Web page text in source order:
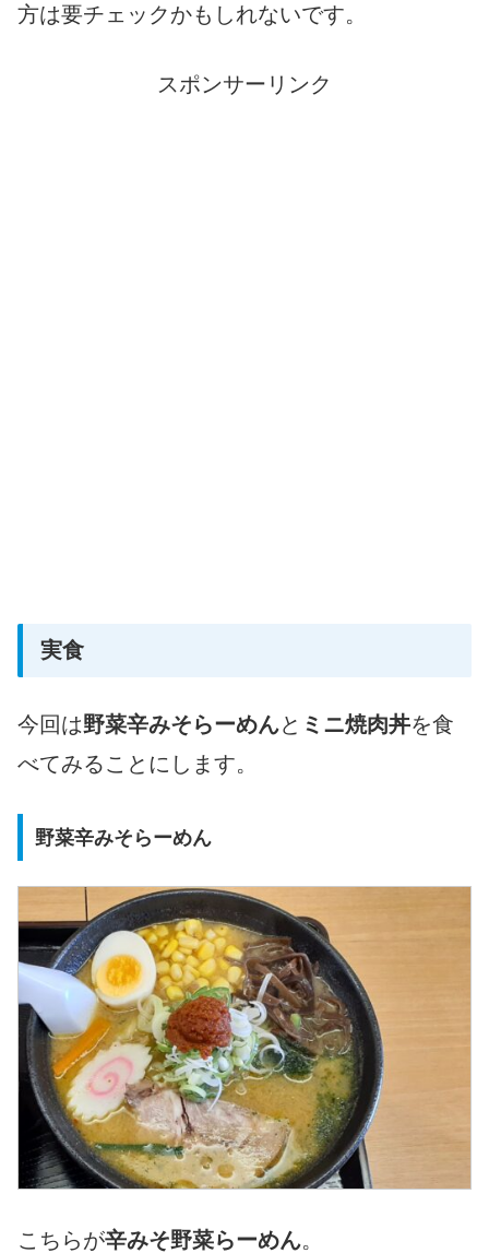
方は要チェックかもしれないです。
スポンサーリンク
実食
今回は野菜辛みそらーめんと ミニ焼肉丼を食
べてみることにします。
野菜辛みそらーめん
こちらが辛みそ野菜らーめん。